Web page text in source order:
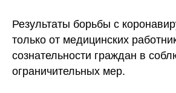
Результаты борьбы с
только от медицинских
сознательности граждан в
ограничительных мер.